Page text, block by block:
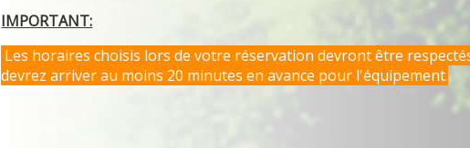
IMPORTANT:
Les horaires choisis lors de votre réservation devront être
devrez arriver au moins 20 minutes en avance pour l'équipement.